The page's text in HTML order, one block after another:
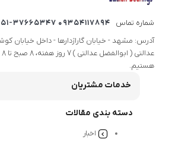
شماره تماس
09354117894 051-37665347
هستیم.
خدمات مشتریان
دسته بندی مقالات
اخبار